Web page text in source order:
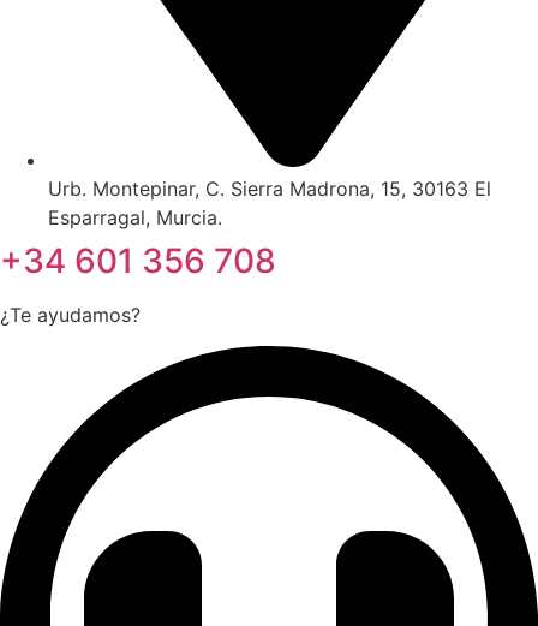
Urb. Montepinar, C. Sierra Madrona, 15, 30163 El
Esparragal, Murcia.
+34 601 356 708
¿Te ayudamos?